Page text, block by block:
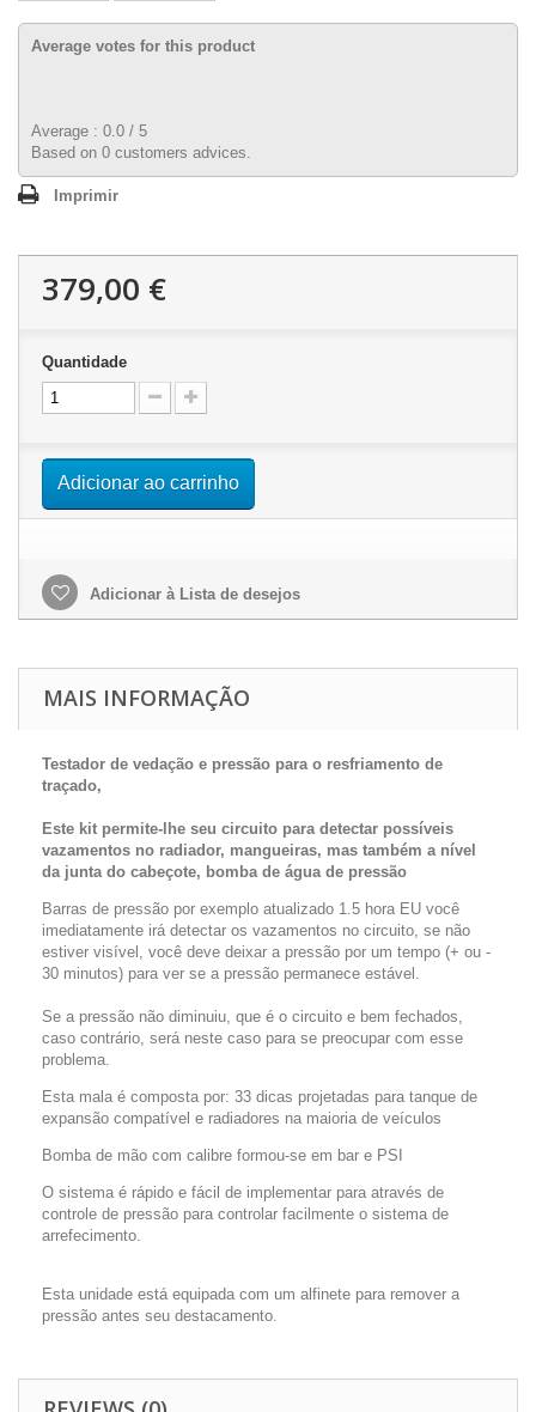
Average votes for this product
Average : 0.0 / 5
Based on 0 customers advices.
Imprimir
379,00 €
Quantidade
Adicionar ao carrinho
Adicionar à Lista de desejos
MAIS INFORMAÇÃO
Testador de vedação e pressão para o resfriamento de
traçado,
Este kit permite-lhe seu circuito para detectar possíveis
vazamentos no radiador, mangueiras, mas também a nível
da junta do cabeçote, bomba de água de pressão
Barras de pressão por exemplo atualizado 1.5 hora EU você
imediatamente irá detectar os vazamentos no circuito, se não
estiver visível, você deve deixar a pressão por um tempo (+ ou -
30 minutos) para ver se a pressão permanece estável.
Se a pressão não diminuiu, que é o circuito e bem fechados,
caso contrário, será neste caso para se preocupar com esse
problema.
Esta mala é composta por: 33 dicas projetadas para tanque de
expansão compatível e radiadores na maioria de veículos
Bomba de mão com calibre formou-se em bar e PSI
O sistema é rápido e fácil de implementar para através de
controle de pressão para controlar facilmente o sistema de
arrefecimento.
Esta unidade está equipada com um alfinete para remover a
pressão antes seu destacamento.